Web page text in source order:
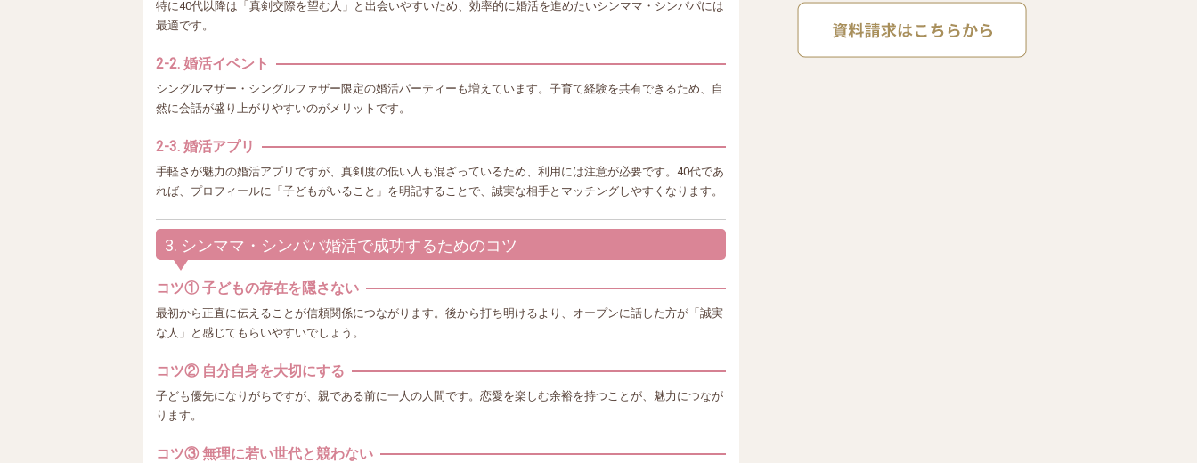
特に40代以降は「真剣交際を望む人」と出会いやすいため、効率的に婚活を進めたいシンママ・シンパパには
最適です。
2-2. 婚活イベント
シングルマザー・シングルファザー限定の婚活パーティーも増えています。子育て経験を共有できるため、自
然に会話が盛り上がりやすいのがメリットです。
2-3. 婚活アプリ
手軽さが魅力の婚活アプリですが、真剣度の低い人も混ざっているため、利用には注意が必要です。40代であ
れば、プロフィールに「子どもがいること」を明記することで、誠実な相手とマッチングしやすくなります。
3. シンママ・シンパパ婚活で成功するためのコツ
コツ① 子どもの存在を隠さない
最初から正直に伝えることが信頼関係につながります。後から打ち明けるより、オープンに話した方が「誠実
な人」と感じてもらいやすいでしょう。
コツ② 自分自身を大切にする
子ども優先になりがちですが、親である前に一人の人間です。恋愛を楽しむ余裕を持つことが、魅力につなが
ります。
コツ③ 無理に若い世代と競わない